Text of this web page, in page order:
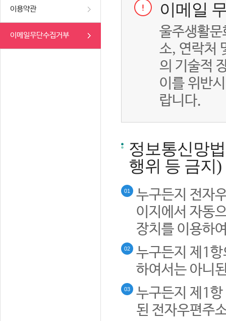
이용약관
이메일무단수집거부
이메일
울주생활
소, 연락처
의 기술적
이를 위반
랍니다.
정보통신망
행위 등 금지)
01
누구든지 전자
이지에서 자동
장치를 이용하
02
누구든지 제1
하여서는 아니
03
누구든지 제1
된 전자우편주